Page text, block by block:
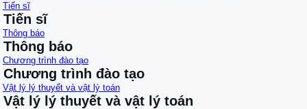
Tiến sĩ
Tiến sĩ
Thông báo
Thông báo
Chương trình đào tạo
Chương trình đào tạo
Vật lý lý thuyết và vật lý toán
Vật lý lý thuyết và vật lý toán